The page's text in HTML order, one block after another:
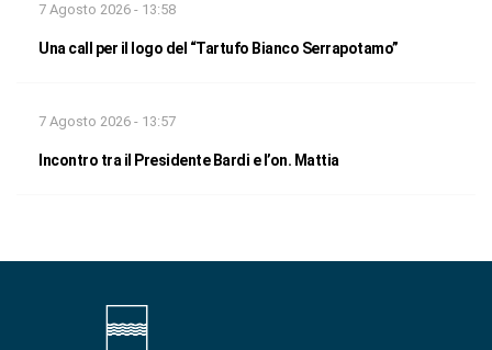
7 Agosto 2026 - 13:58
Una call per il logo del “Tartufo Bianco Serrapotamo”
7 Agosto 2026 - 13:57
Incontro tra il Presidente Bardi e l’on. Mattia